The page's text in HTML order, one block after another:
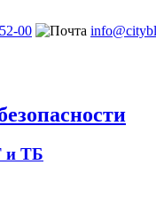
00
и ТБ